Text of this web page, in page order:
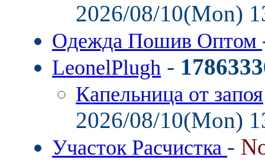
2026/08/10(Mon)
Одежда Пошив Оптом
LeonelPlugh -
Капельница от запоя
2026/08/10(Mon)
Участок Расчистка -